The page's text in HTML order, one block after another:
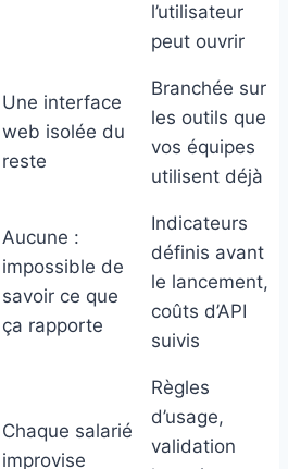
l’utilisateur
peut ouvrir
Une interface
web isolée du
reste
Branchée sur
les outils que
vos équipes
utilisent déjà
Aucune :
impossible de
savoir ce que
ça rapporte
Indicateurs
définis avant
le lancement,
coûts d’API
suivis
Chaque salarié
improvise
Règles
d’usage,
validation